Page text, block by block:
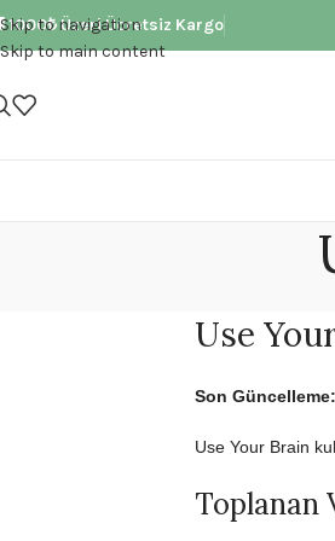
Skip to navigation
Skip to main content
1000₺ Üzeri Ücretsiz Kargo
Use
Son Güncelleme:
Use Your Brain
Toplanan